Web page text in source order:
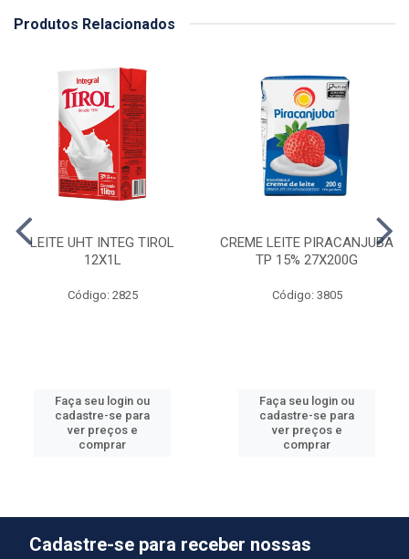
Produtos Relacionados
LEITE UHT INTEG TIROL
12X1L
Código: 2825
Faça seu login ou
cadastre-se para
ver preços e
comprar
CREME LEITE PIRACANJUBA
TP 15% 27X200G
Código: 3805
Faça seu login ou
cadastre-se para
ver preços e
comprar
Cadastre-se para receber nossas